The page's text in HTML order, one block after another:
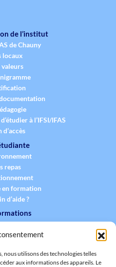
nous utilisons des technologies telles
aux informations des appareils. Le
de l’institut
de Chauny
locaux
valeurs
à l’IFSI/IFAS
d’accès
repas
en formation
d’aide ?
infirmière
aide-soignante
proposées